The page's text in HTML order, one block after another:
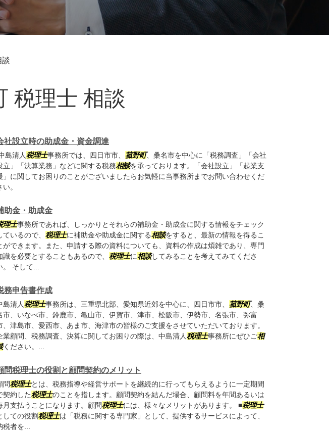
談
税理士 相談
社設立時の助成金・資金調達
島清人税理士事務所では、四日市市、 菰野町、桑名市を中心に「税務調査」「会社
立」「決算業務」などに関する税務相談を承っております。「会社設立」「起業支
」に関してお困りのことがございましたらお気軽に当事務所までお問い合わせくだ
い。
助金・助成金
理士事務所であれば、しっかりとそれらの補助金・助成金に関する情報をチェック
ているので、 税理士に補助金や助成金に関する相談をすると、最新の情報を得るこ
ができます。また、申請する際の資料についても、資料の作成は煩雑であり、専門
識を必要とすることもあるので、 税理士に相談してみることを考えてみてくださ
。 そして...
務申告書作成
島清人税理士事務所は、三重県北部、愛知県近郊を中心に、四日市市、 菰野町、桑
市、いなべ市、鈴鹿市、亀山市、伊賀市、津市、松阪市、伊勢市、名張市、弥富
、津島市、愛西市、あま市、海津市の皆様のご支援をさせていただいております。
業顧問、税務調査、決算に関してお困りの際は、中島清人税理士事務所にぜひご相
ください。...
問税理士の役割と顧問契約のメリット
問税理士とは、税務指導や経営サポートを継続的に行ってもらえるように一定期間
契約した税理士のことを指します。顧問契約を結んだ場合、顧問料を年間あるいは
月支払うことになります。顧問税理士には、様々なメリットがあります。 ■税理士
しての役割税理士は「税務に関する専門家」として、提供するサービスによって、
税者を...